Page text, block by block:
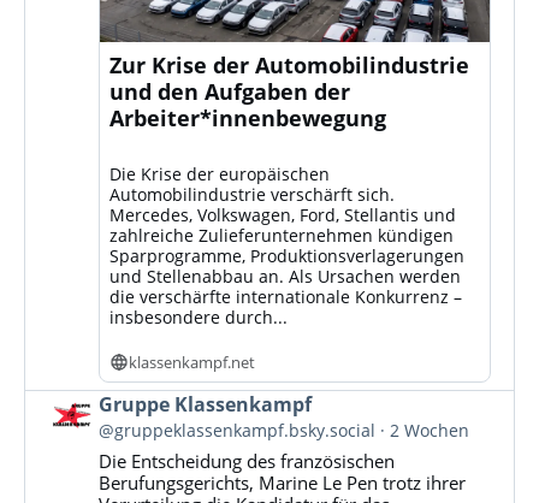
Zur Krise der Automobilindustrie
und den Aufgaben der
Arbeiter*innenbewegung
Die Krise der europäischen
Automobilindustrie verschärft sich.
Mercedes, Volkswagen, Ford, Stellantis und
zahlreiche Zulieferunternehmen kündigen
Sparprogramme, Produktionsverlagerungen
und Stellenabbau an. Als Ursachen werden
die verschärfte internationale Konkurrenz –
insbesondere durch...
klassenkampf.net
Beitrag
von
Gruppe
Klassenkampf
Gruppe Klassenkampf
@gruppeklassenkampf.bsky.social 2 Wochen
Die Entscheidung des französischen
Berufungsgerichts, Marine Le Pen trotz ihrer